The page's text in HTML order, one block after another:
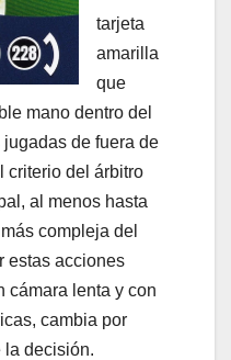
tarjeta
amarilla
que
mano dentro del
de fuera de
criterio del árbitro
al menos hasta
compleja del
estas acciones
cámara lenta y con
cambia por
la decisión.